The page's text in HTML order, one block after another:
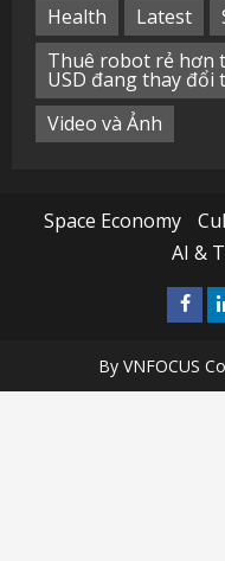
Health
Latest
Thuê robot rẻ hơn
USD đang thay
Video và Ảnh
Space Economy
AI &